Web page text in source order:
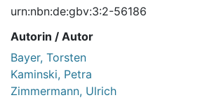
urn:nbn:de:gbv:3:2-56186
Autorin / Autor
Bayer, Torsten
Kaminski, Petra
Zimmermann, Ulrich